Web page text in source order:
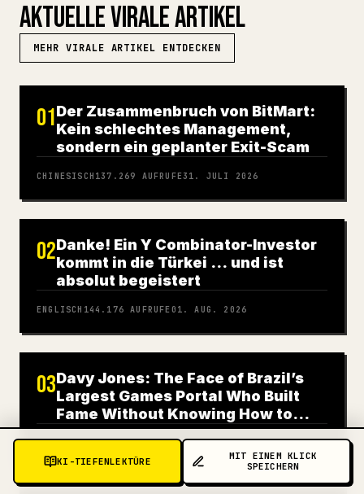
KI-TIEFENLEKTÜRE
MIT EINEM KLICK
SPEICHERN
AKTUELLE VIRALE ARTIKEL
MEHR VIRALE ARTIKEL ENTDECKEN
01Der Zusammenbruch von BitMart:
Kein schlechtes Management,
sondern ein geplanter Exit-Scam
CHINESISCH 137.269 AUFRUFE31. JULI 2026
02Danke! Ein Y Combinator-Investor
kommt in die Türkei … und ist
absolut begeistert
ENGLISCH 144.176 AUFRUFE 01. AUG. 2026
03Davy Jones: The Face of Brazil’s
Largest Games Portal Who Built
Fame Without Knowing How to
Play
ENGLISCH220.772 AUFRUFE31. JULI 2026